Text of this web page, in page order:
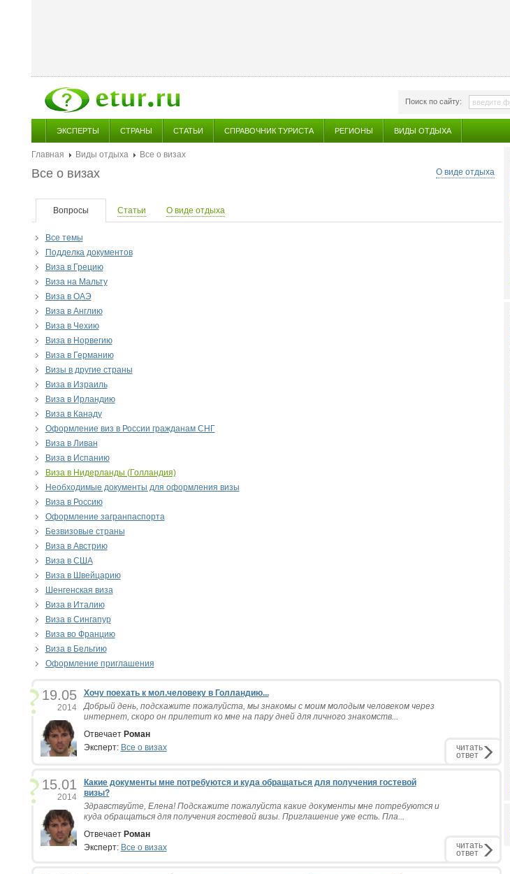
Поиск по сайту:
ЭКСПЕРТЫ СТРАНЫ СТАТЬИ СПРАВОЧНИК ТУРИСТА РЕГИОНЫ ВИДЫ ОТДЫХА
Главная Виды отдыха
Все о визах
О виде отдыха
Все о визах
Вопросы Статьи О виде отдыха
Все темы
Подделка документов
Виза в Грецию
Виза на Мальту
Виза в ОАЭ
Виза в Англию
Виза в Чехию
Виза в Норвегию
Виза в Германию
Визы в другие страны
Виза в Израиль
Виза в Ирландию
Виза в Канаду
Оформление виз в России гражданам СНГ
Виза в Ливан
Виза в Испанию
Виза в Нидерланды (Голландия)
Необходимые документы для оформления визы
Виза в Россию
Оформление загранпаспорта
Безвизовые страны
Виза в Австрию
Виза в США
Виза в Швейцарию
Шенгенская виза
Виза в Италию
Виза в Сингапур
Виза во Францию
Виза в Бельгию
Оформление приглашения
19.05
2014
Хочу поехать к мол.человеку в Голландию...
Добрый день, подскажите пожалуйста, мы знакомы с моим молодым человеком через
интернет, скоро он прилетит ко мне на пару дней для личного знакомств...
Отвечает Роман
Эксперт: Все о визах читать
ответ
15.01
2014
Какие документы мне потребуются и куда обращаться для получения гостевой
визы?
Здравствуйте, Елена! Подскажите пожалуйста какие документы мне потребуются и
куда обращаться для получения гостевой визы. Приглашение уже есть. Пла...
Отвечает Роман
Эксперт: Все о визах читать
ответ